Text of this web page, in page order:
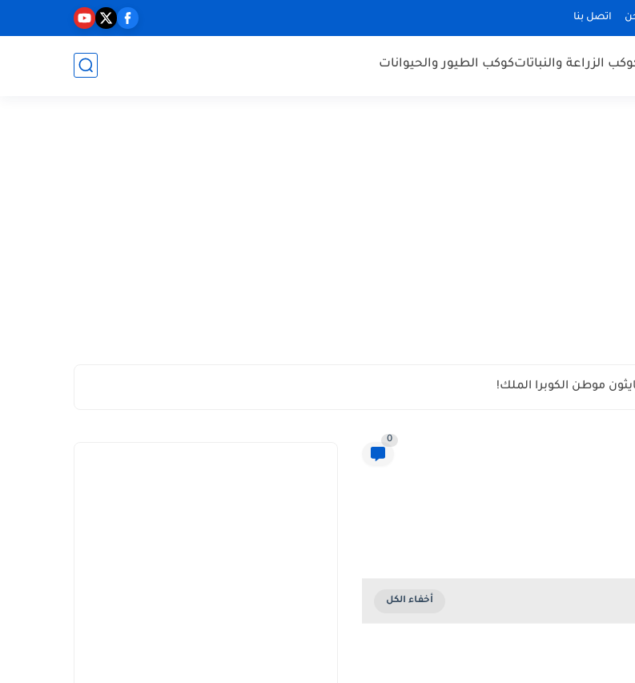
اتصل بنا
الزراعة والنباتاتكوكب الطيور والحيوانات
موطن الكوبرا الملك!
0